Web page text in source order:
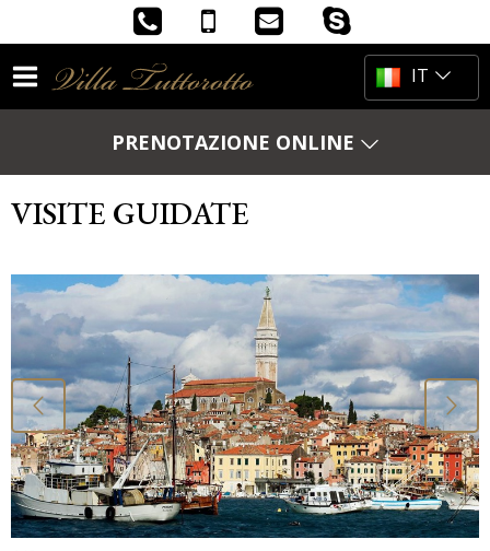
IT
PRENOTAZIONE ONLINE
Data di arrivo
VERIFICA PREZZI
MIGLIOR PREZZO GARANTITO
VISITE GUIDATE